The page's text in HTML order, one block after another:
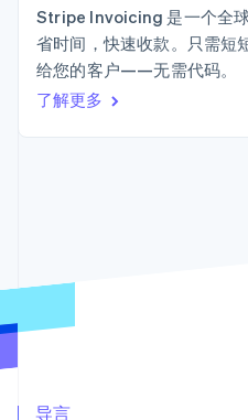
Link
加速结账
碳移除
按行业
AI 企业
酒店、旅游
资源
应用集成
代码示例
Stripe
联系销售
Stripe Invoicing 是一个全
省时间，快速收款。只需短
给您的客户——无需代码。
了解更多
导言